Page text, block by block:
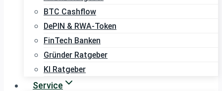
BTC Cashflow
DePIN & RWA-Token
FinTech Banken
Gründer Ratgeber
KI Ratgeber
Service